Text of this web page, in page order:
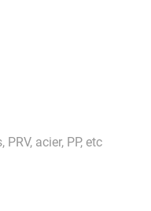
acier, PP, etc